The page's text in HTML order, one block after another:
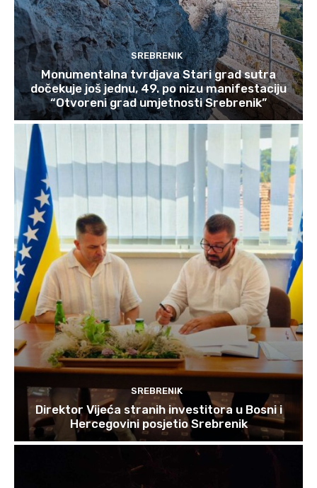
SREBRENIK
Monumentalna tvrdjava Stari grad sutra
dočekuje još jednu, 49. po nizu manifestaciju
“Otvoreni grad umjetnosti Srebrenik”
SREBRENIK
Direktor Vijeća stranih investitora u Bosni i
Hercegovini posjetio Srebrenik